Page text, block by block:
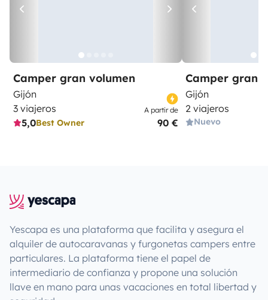
Camper gran volumen
Gijón
3 viajeros
5,0Best Owner
A partir de
90 €
Camper gran
Gijón
2 viajeros
Nuevo
Yescapa es una plataforma que facilita y asegura el
alquiler de autocaravanas y furgonetas campers entre
particulares. La plataforma tiene el papel de
intermediario de confianza y propone una solución
llave en mano para unas vacaciones en total libertad y